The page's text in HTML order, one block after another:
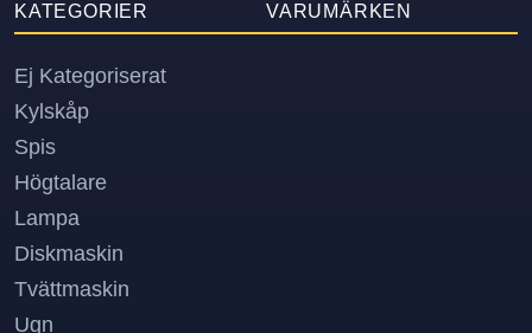
KATEGORIER
Ej Kategoriserat
Kylskåp
Spis
Högtalare
Lampa
Diskmaskin
Tvättmaskin
Ugn
VARUMÄRKEN